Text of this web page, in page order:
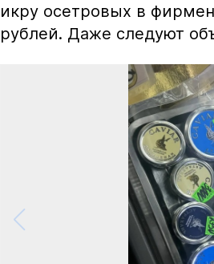
икру осетровых в
рублей. Даже следуют